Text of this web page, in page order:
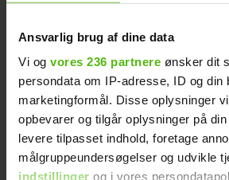
Ansvarlig brug af dine data
Vi og vores 236 partnere ønsker dit
persondata om IP-adresse, ID og
marketingformål. Disse oplysninger
opbevarer og tilgår oplysninger på
levere tilpasset indhold, foretage
målgruppeundersøgelser og udvikle
indstillinger og i vores
At råbe og banke i
almindeligt for Maria
Jencel, men én
sætning ændrede
det